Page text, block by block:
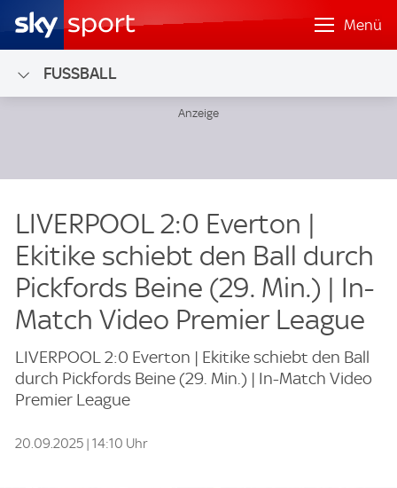
Menü
FUSSBALL
LIVERPOOL 2:0 Everton |
Ekitike schiebt den Ball durch
Pickfords Beine (29. Min.) | In-
Match Video Premier League
LIVERPOOL 2:0 Everton | Ekitike schiebt den Ball
durch Pickfords Beine (29. Min.) | In-Match Video
Premier League
20.09.2025 | 14:10 Uhr